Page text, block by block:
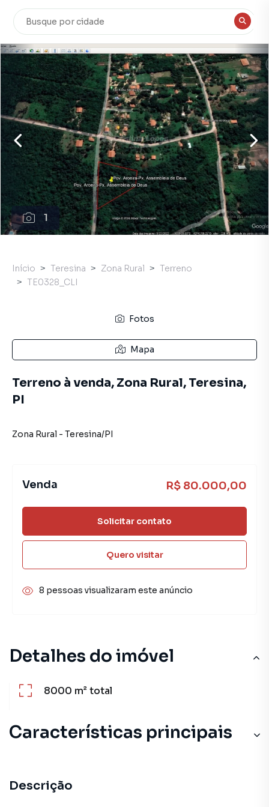
1
Detalhes do imóvel
8000 m²total
Características principais
Descrição
Início Teresina Zona Rural
Terreno
TE0328_CLI
Fotos
Mapa
Terreno à venda, Zona Rural, Teresina,
PI
Zona Rural - Teresina/PI
Venda R$ 80.000,00
Solicitar contato
Quero visitar
8 pessoas visualizaram este anúncio